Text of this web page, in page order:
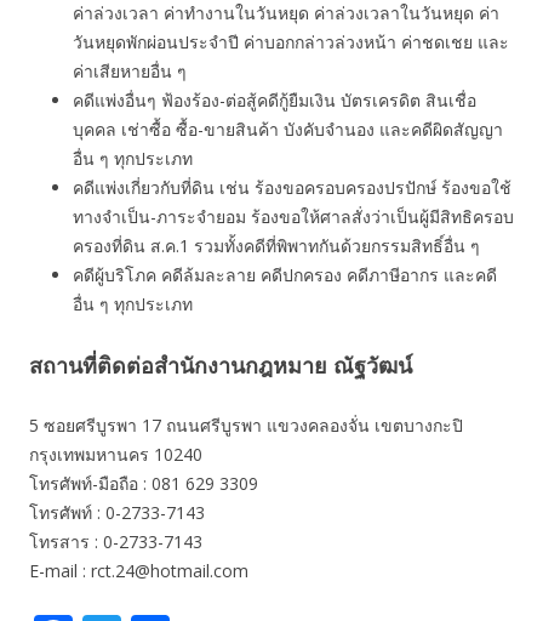
ค่าล่วงเวลา ค่าทํางานในวันหยุด ค่าล่วงเวลาในวันหยุด ค่า
วันหยุดพักผ่อนประจำปี ค่าบอกกล่าวล่วงหน้า ค่าชดเชย และ
ค่าเสียหายอื่น ๆ
คดีแพ่งอื่นๆ ฟ้องร้อง-ต่อสู้คดีกู้ยืมเงิน บัตรเครดิต สินเชื่อ
บุคคล เช่าซื้อ ซื้อ-ขายสินค้า บังคับจำนอง และคดีผิดสัญญา
อื่น ๆ ทุกประเภท
คดีแพ่งเกี่ยวกับที่ดิน เช่น ร้องขอครอบครองปรปักษ์ ร้องขอใช้
ทางจำเป็น-ภาระจำยอม ร้องขอให้ศาลสั่งว่าเป็นผู้มีสิทธิครอบ
ครองที่ดิน ส.ค.1 รวมทั้งคดีที่พิพาทกันด้วยกรรมสิทธิ์อื่น ๆ
คดีผู้บริโภค คดีล้มละลาย คดีปกครอง คดีภาษีอากร และคดี
อื่น ๆ ทุกประเภท
สถานที่ติดต่อสำนักงานกฎหมาย ณัฐวัฒน์
5 ซอยศรีบูรพา 17 ถนนศรีบูรพา แขวงคลองจั่น เขตบางกะปิ
กรุงเทพมหานคร 10240
โทรศัพท์-มือถือ : 081 629 3309
โทรศัพท์ : 0-2733-7143
โทรสาร : 0-2733-7143
E-mail : rct.24@hotmail.com